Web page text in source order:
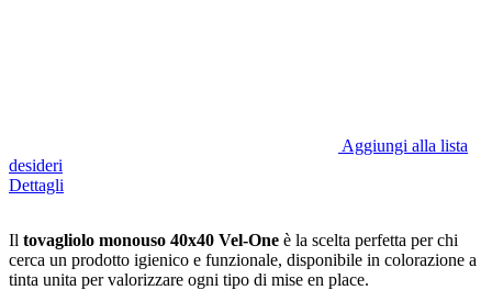
Aggiungi alla lista
desideri
Dettagli
Il tovagliolo monouso 40x40 Vel-One è la scelta perfetta per chi
cerca un prodotto igienico e funzionale, disponibile in colorazione a
tinta unita per valorizzare ogni tipo di mise en place.